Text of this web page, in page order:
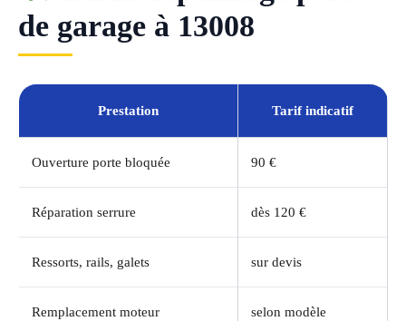
de garage à 13008
Prestation Tarif indicatif
Ouverture porte bloquée 90 €
Réparation serrure dès 120 €
Ressorts, rails, galets sur devis
Remplacement moteur selon modèle